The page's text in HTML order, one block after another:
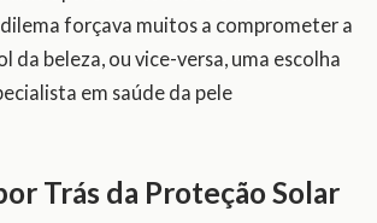
forçava muitos a comprometer a
da beleza, ou vice-versa, uma escolha
em saúde da pele
Trás da Proteção Solar